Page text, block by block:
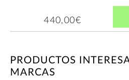
440,00€
PRODUCTOS
MARCAS